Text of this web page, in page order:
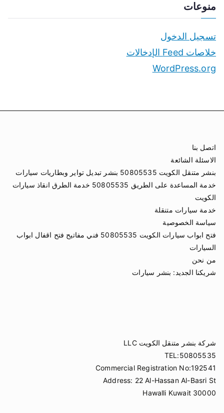
منوعات
تسجيل الدخول
خلاصات Feed الإدخالات
WordPress.org
اتصل بنا
الاسئلة الشائعة
بنشر متنقل الكويت 50805535 بنشر تبديل تواير وبطاريات سيارات
خدمة المساعدة على الطريق 50805535 خدمة الطرق انقاذ سيارات
الكويت
خدمة سيارات متنقلة
سياسة الخصوصية
فتح ابواب سيارات الكويت 50805535 فني مفاتيح فتح اقفال ابواب
السيارات
من نحن
شريكنا الجديد: بنشر سيارات
شركة بنشر متنقل الكويت LLC
TEL:50805535
Commercial Registration No:192541
Address: 22 Al-Hassan Al-Basri St
Hawalli Kuwait 30000